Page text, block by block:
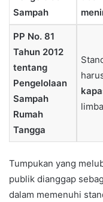
Sampah
PP No. 81
Tahun 2012
tentang
Pengelolaan
Sampah
Rumah
Tangga
Tumpukan yang
publik dianggap
dalam memenuhi